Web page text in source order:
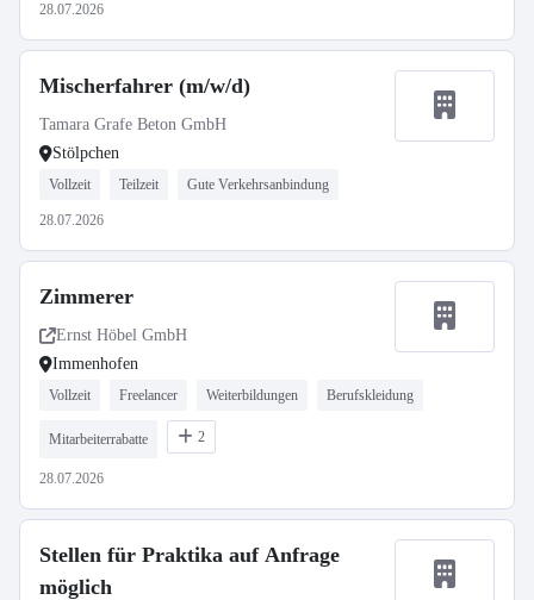
28.07.2026
Mischerfahrer (m/w/d)
Tamara Grafe Beton GmbH
Stölpchen
Vollzeit Teilzeit Gute Verkehrsanbindung
28.07.2026
Zimmerer
Ernst Höbel GmbH
Immenhofen
Vollzeit Freelancer Weiterbildungen Berufskleidung
Mitarbeiterrabatte 2
28.07.2026
Stellen für Praktika auf Anfrage
möglich